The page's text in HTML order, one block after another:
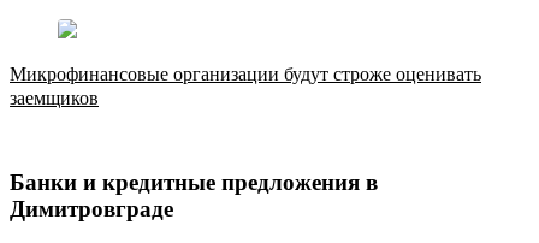
Микрофинансовые организации будут строже оценивать
заемщиков
Банки и кредитные предложения в
Димитровграде